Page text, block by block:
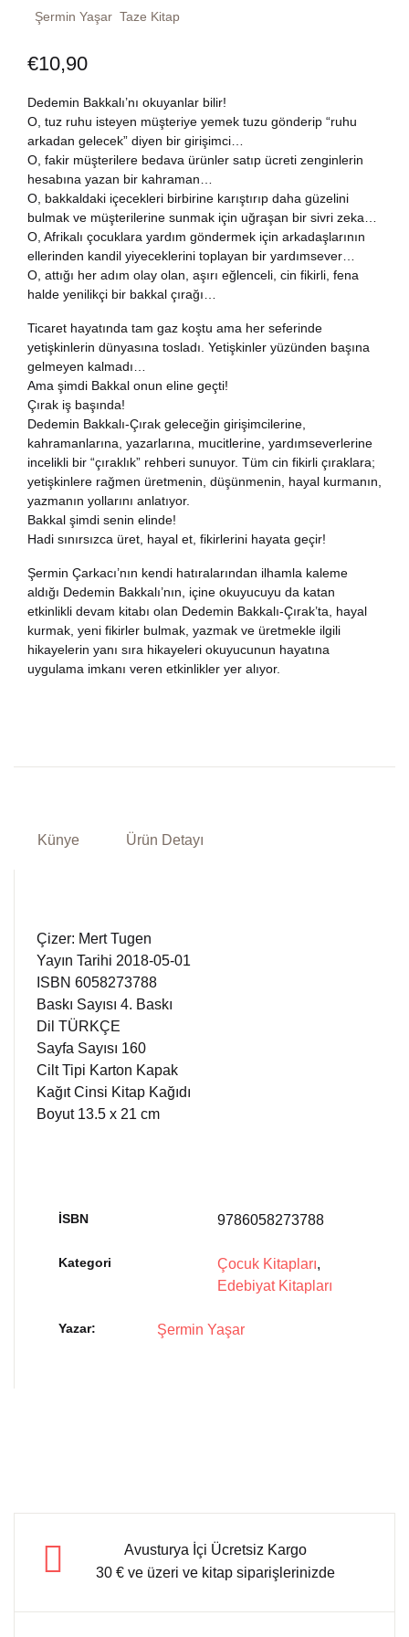
Felsefe
Fransızca
Ingilizce
Kişisel Gelişim
Bize Ulaşın
TR
DE
Şermin Yaşar Taze Kitap
€10,90
Dedemin Bakkalı’nı okuyanlar bilir!
O, tuz ruhu isteyen müşteriye yemek tuzu gönderip “ruhu
arkadan gelecek” diyen bir girişimci…
O, fakir müşterilere bedava ürünler satıp ücreti zenginlerin
hesabına yazan bir kahraman…
O, bakkaldaki içecekleri birbirine karıştırıp daha güzelini
bulmak ve müşterilerine sunmak için uğraşan bir sivri zeka…
O, Afrikalı çocuklara yardım göndermek için arkadaşlarının
ellerinden kandil yiyeceklerini toplayan bir yardımsever…
O, attığı her adım olay olan, aşırı eğlenceli, cin fikirli, fena
halde yenilikçi bir bakkal çırağı…
Ticaret hayatında tam gaz koştu ama her seferinde
yetişkinlerin dünyasına tosladı. Yetişkinler yüzünden başına
gelmeyen kalmadı…
Ama şimdi Bakkal onun eline geçti!
Çırak iş başında!
Dedemin Bakkalı-Çırak geleceğin girişimcilerine,
kahramanlarına, yazarlarına, mucitlerine, yardımseverlerine
incelikli bir “çıraklık” rehberi sunuyor. Tüm cin fikirli çıraklara;
yetişkinlere rağmen üretmenin, düşünmenin, hayal kurmanın,
yazmanın yollarını anlatıyor.
Bakkal şimdi senin elinde!
Hadi sınırsızca üret, hayal et, fikirlerini hayata geçir!
Şermin Çarkacı’nın kendi hatıralarından ilhamla kaleme
aldığı Dedemin Bakkalı’nın, içine okuyucuyu da katan
etkinlikli devam kitabı olan Dedemin Bakkalı-Çırak’ta, hayal
kurmak, yeni fikirler bulmak, yazmak ve üretmekle ilgili
hikayelerin yanı sıra hikayeleri okuyucunun hayatına
uygulama imkanı veren etkinlikler yer alıyor.
Künye Ürün Detayı
Çizer: Mert Tugen
Yayın Tarihi 2018-05-01
ISBN 6058273788
Baskı Sayısı 4. Baskı
Dil TÜRKÇE
Sayfa Sayısı 160
Cilt Tipi Karton Kapak
Kağıt Cinsi Kitap Kağıdı
Boyut 13.5 x 21 cm
İSBN 9786058273788
Kategori Çocuk Kitapları,
Edebiyat Kitapları
Yazar Şermin Yaşar
Avusturya İçi Ücretsiz Kargo
30 € ve üzeri ve kitap siparişlerinizde